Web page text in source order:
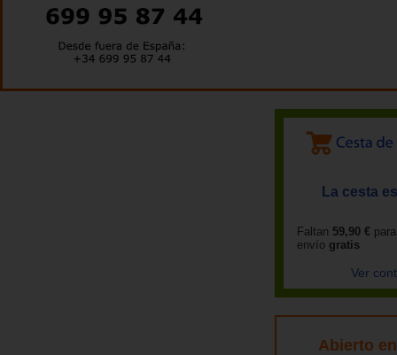
La cesta
Faltan 59,90 €
envío gratis
Ver
Abierto